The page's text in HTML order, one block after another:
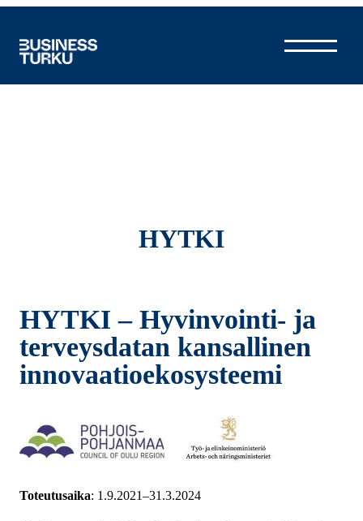
HYTKI
HYTKI – Hyvinvointi- ja
terveysdatan kansallinen
innovaatioekosysteemi
Toteutusaika: 1.9.2021–31.3.2024